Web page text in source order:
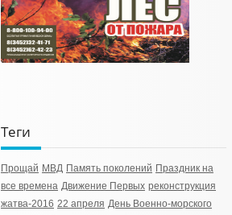
Теги
Прощай МВД Память поколений Праздник на
все времена Движение Первых реконструкция
жатва-2016 22 апреля День Военно-морского